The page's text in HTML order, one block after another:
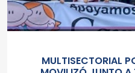
MULTISECTORIAL